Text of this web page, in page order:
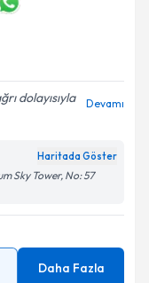
dolayısıyla
Devamı
Haritada Göster
Sky Tower, No: 57
Daha Fazla